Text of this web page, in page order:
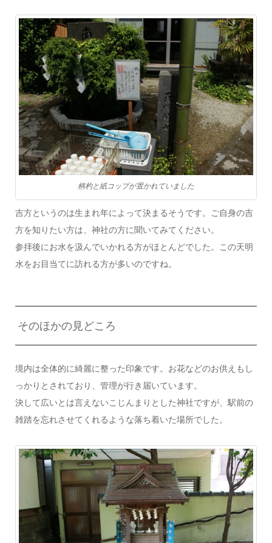
柄杓と紙コップが置かれていました
吉方というのは生まれ年によって決まるそうです。ご自身の吉
方を知りたい方は、神社の方に聞いてみてください。
参拝後にお水を汲んでいかれる方がほとんどでした。この天明
水をお目当てに訪れる方が多いのですね。
そのほかの見どころ
境内は全体的に綺麗に整った印象です。お花などのお供えもし
っかりとされており、管理が行き届いています。
決して広いとは言えないこじんまりとした神社ですが、駅前の
雑踏を忘れさせてくれるような落ち着いた場所でした。